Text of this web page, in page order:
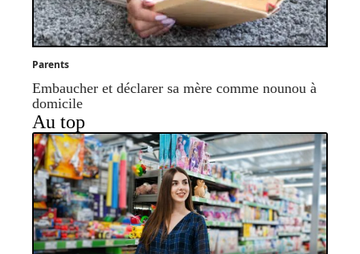
Parents
Embaucher et déclarer sa mère comme nounou à
domicile
Au top